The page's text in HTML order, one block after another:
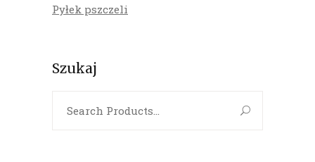
Pyłek pszczeli
Szukaj
for: